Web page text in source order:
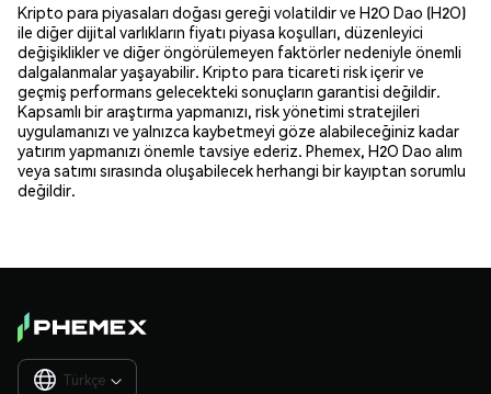
Kripto para piyasaları doğası gereği volatildir ve H2O Dao (H2O)
ile diğer dijital varlıkların fiyatı piyasa koşulları, düzenleyici
değişiklikler ve diğer öngörülemeyen faktörler nedeniyle önemli
dalgalanmalar yaşayabilir. Kripto para ticareti risk içerir ve
geçmiş performans gelecekteki sonuçların garantisi değildir.
Kapsamlı bir araştırma yapmanızı, risk yönetimi stratejileri
uygulamanızı ve yalnızca kaybetmeyi göze alabileceğiniz kadar
yatırım yapmanızı önemle tavsiye ederiz. Phemex, H2O Dao alım
veya satımı sırasında oluşabilecek herhangi bir kayıptan sorumlu
değildir.
Türkçe 